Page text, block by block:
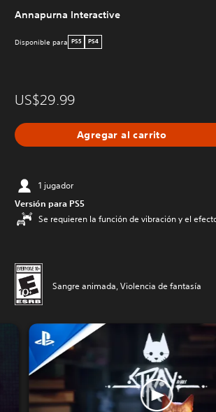
Annapurna Interactive
Disponible para PS5 PS4
US$29.99
Agregar al carrito
1 jugador
Versión para PS5
Se requieren la función de vibración y el
Sangre animada, Violencia de fantasía